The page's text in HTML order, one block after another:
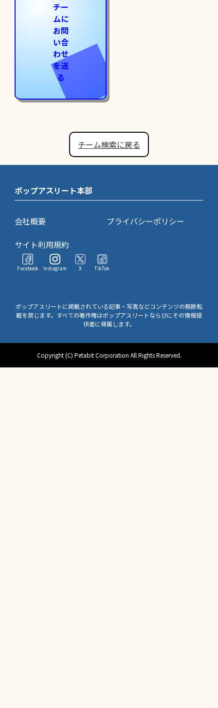
チー
ムに
お問
い合
わせ
を送
る
チーム検索に戻る
ポップアスリート本部
会社概要
プライバシーポリシー
サイト利用規約
Facebook Instagram X TikTok
ポップアスリートに掲載されている記事・写真などコンテンツの無断転
載を禁じます。すべての著作権はポップアスリートならびにその情報提
供者に帰属します。
Copyright (C) Petabit Corporation All Rights Reserved.